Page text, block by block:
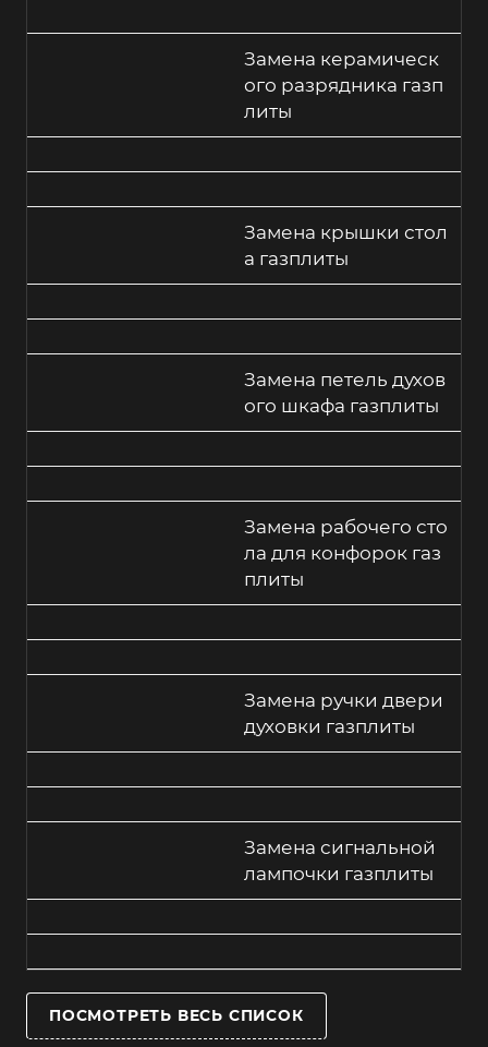
Замена керамическ
ого разрядника газп
литы
Замена крышки стол
а газплиты
Замена петель духов
ого шкафа газплиты
Замена рабочего сто
ла для конфорок газ
плиты
Замена ручки двери
духовки газплиты
Замена сигнальной
лампочки газплиты
ПОСМОТРЕТЬ ВЕСЬ СПИСОК